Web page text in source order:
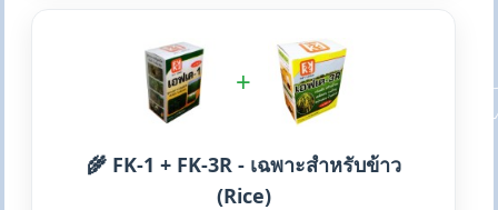
+
🌾 FK-1 + FK-3R - เฉพาะสำหรับข้าว
(Rice)